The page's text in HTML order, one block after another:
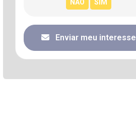
Enviar meu interesse